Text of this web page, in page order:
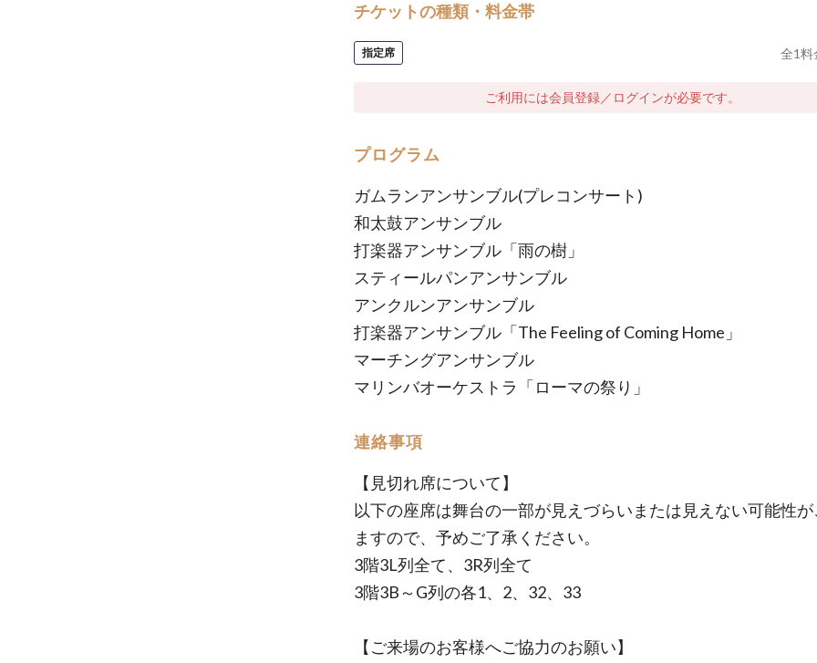
チケットの種類・料金帯
指定席 全1料
ご利用には会員登録／ログインが必要です。
プログラム
ガムランアンサンブル(プレコンサート)
和太鼓アンサンブル
打楽器アンサンブル「雨の樹」
スティールパンアンサンブル
アンクルンアンサンブル
打楽器アンサンブル「The Feeling of Coming Home」
マーチングアンサンブル
マリンバオーケストラ「ローマの祭り」
連絡事項
【見切れ席について】
以下の座席は舞台の一部が見えづらいまたは見えない可能性が
ますので、予めご了承ください。
3階3L列全て、3R列全て
3階3B～G列の各1、2、32、33
【ご来場のお客様へご協力のお願い】